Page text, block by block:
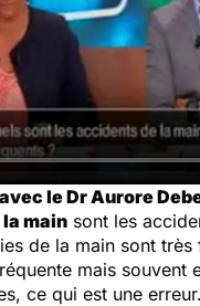
le Dr Aurore
main sont les
de la main sont
mais
ce qui est une erreur.